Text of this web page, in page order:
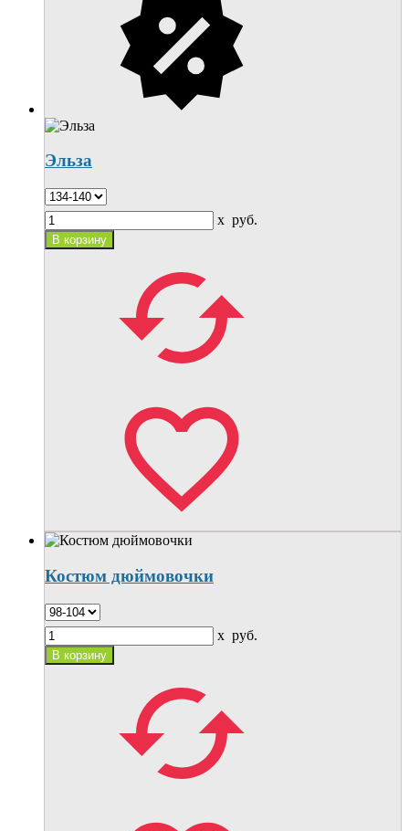
Эльза
x руб.
Костюм дюймовочки
x руб.